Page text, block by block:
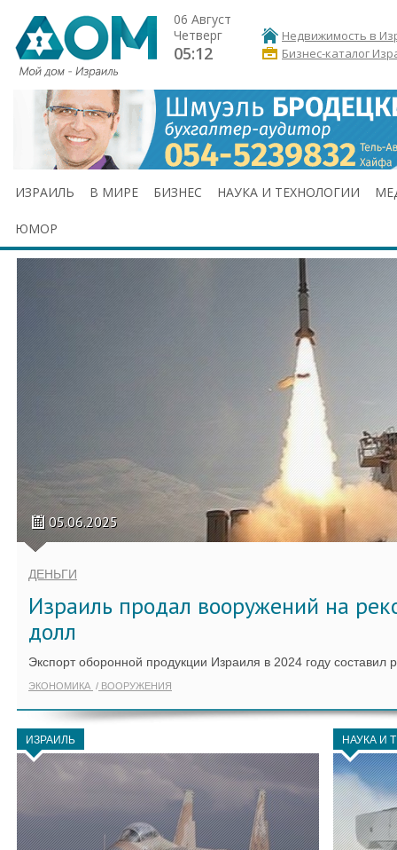
06 Август
Четверг
05:12
Недвижимость в
Бизнес-каталог
ИЗРАИЛЬ В МИРЕ БИЗНЕС НАУКА И ТЕХНОЛОГИИ
ЮМОР
05.06.2025
ДЕНЬГИ
Израиль продал вооружений на
долл
Экспорт оборонной продукции Израиля в 2024 году
ЭКОНОМИКА ВООРУЖЕНИЯ
ИЗРАИЛЬ НАУКА И